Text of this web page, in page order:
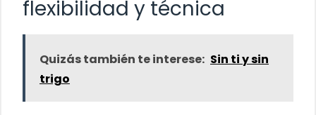
flexibilidad y técnica
Quizás también te interese: Sin ti y sin
trigo